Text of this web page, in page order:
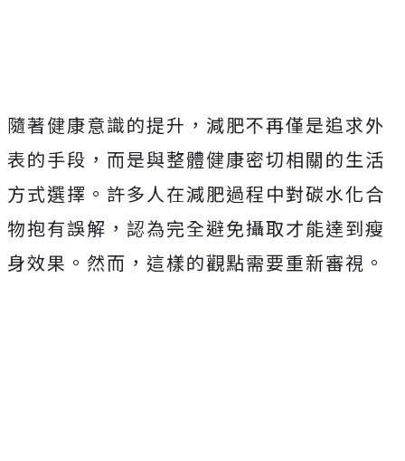
隨著健康意識的提升，減肥不再僅是追求外
表的手段，而是與整體健康密切相關的生活
方式選擇。許多人在減肥過程中對碳水化合
物抱有誤解，認為完全避免攝取才能達到瘦
身效果。然而，這樣的觀點需要重新審視。